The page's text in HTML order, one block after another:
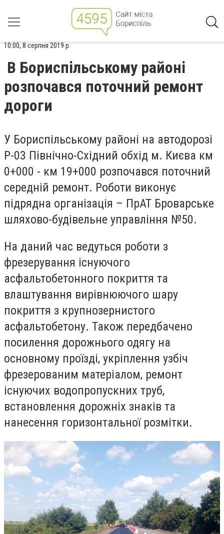
10:00, 8 серпня 2019 р.
В Бориспільському районі
розпочався поточний ремонт
дороги
У Бориспільському районі на автодорозі
Р-03 Північно-Східний обхід м. Києва км
0+000 - км 19+000 розпочався поточний
середній ремонт. Роботи виконує
підрядна організація – ПрАТ Броварське
шляхово-будівельне управління №50.
На даний час ведуться роботи з
фрезерування існуючого
асфальтобетонного покриття та
влаштування вирівнюючого шару
покриття з крупнозернистого
асфальтобетону. Також передбачено
посилення дорожнього одягу на
основному проїзді, укріплення узбіч
фрезерованим матеріалом, ремонт
існуючих водопропускних труб,
встановлення дорожніх знаків та
нанесення горизонтальної розмітки.